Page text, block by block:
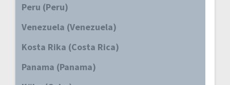
Peru (Peru)
Venezuela (Venezuela)
Kosta Rika (Costa Rica)
Panama (Panama)